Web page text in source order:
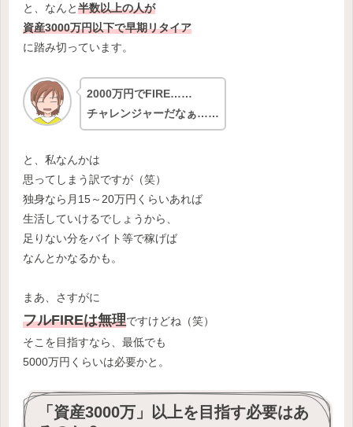
と、なんと半数以上の人が
資産3000万円以下で早期リタイア
に踏み切っています。
2000万円でFIRE……
チャレンジャーだなぁ……
と、私なんかは
思ってしまう訳ですが（笑）
独身なら月15～20万円くらいあれば
生活していけるでしょうから、
足りない分をバイト等で稼げば
なんとかなるかも。
まあ、さすがに
フルFIREは無理ですけどね（笑）
そこを目指すなら、最低でも
5000万円くらいは必要かと。
「資産3000万」以上を目指す必要はあ